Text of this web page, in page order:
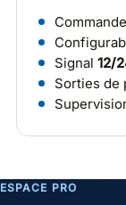
Signal 12/
Sorties de
ESPACE PRO